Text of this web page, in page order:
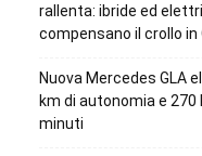
rallenta: ibride ed
compensano il crollo in
Nuova Mercedes GLA
km di autonomia e 270
minuti